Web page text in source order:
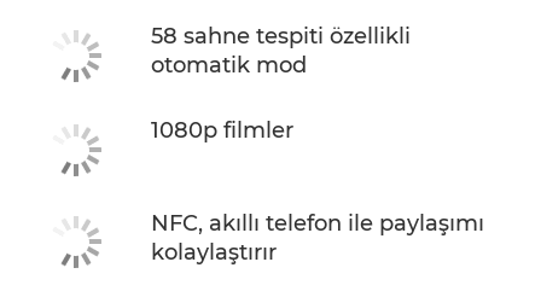
58 sahne tespiti özellikli
otomatik mod
1080p filmler
NFC, akıllı telefon ile paylaşımı
kolaylaştırır